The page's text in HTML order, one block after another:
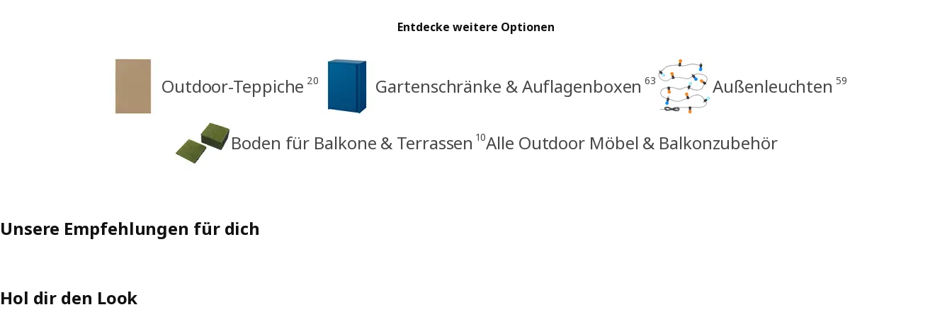
Entdecke weitere Optionen
Outdoor-Teppiche 20 Gartenschränke & Auflagenboxen 63 Außenleuchten 59
Boden für Balkone & Terrassen 10Alle Outdoor Möbel & Balkonzubehör
Unsere Empfehlungen für dich
Hol dir den Look